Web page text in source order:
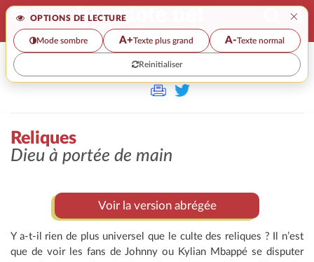
OPTIONS DE LECTURE ×
Mode sombre A+Texte plus grand A-Texte normal
Reinitialiser
>
Reliques
Dieu à portée de main
Voir la version abrégée
Y a-t-il rien de plus universel que le culte des reliques ? Il n’est
que de voir les fans de Johnny ou Kylian Mbappé se disputer